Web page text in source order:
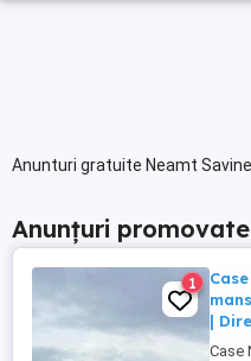
Anunturi gratuite Neamt
Anunțuri promovate
1
|
Case